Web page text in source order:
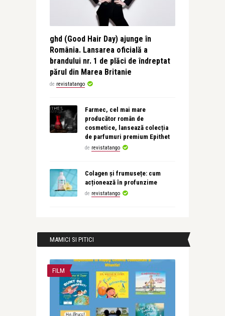
ghd (Good Hair Day) ajunge în
România. Lansarea oficială a
brandului nr. 1 de plăci de îndreptat
părul din Marea Britanie
de revistatango
Farmec, cel mai mare
producător român de
cosmetice, lansează colecția
de parfumuri premium Epithet
de revistatango
Colagen și frumusețe: cum
acționează în profunzime
de revistatango
MAMICI SI PITICI
FILM